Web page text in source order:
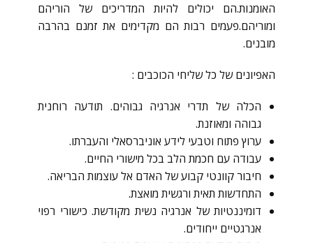
האומנות.הם יכולים להיות המדריכים של הוריהם
ומוריהם.פעמים רבות הם מקדימים את זמנם בהרבה
מובנים.
האפיונים של כל שליחי הכוכבים :
הכלה של תדרי אנרגיה גבוהים. תודעה רוחנית
גבוהה ומאוזנת.
ערוץ פתוח וטבעי לידע אוניברסאלי והעברתו.
עבודה עם חכמת הלב בכל מישורי החיים.
חיבור קוונטי קבוע של האדם אל עוצמות הבריאה.
התחדשות תאית ורגשית מואצת.
דומיננטיות של אנרגיה נשית מקודשת. כישורי רפוי
אנרגטיים ייחודים.